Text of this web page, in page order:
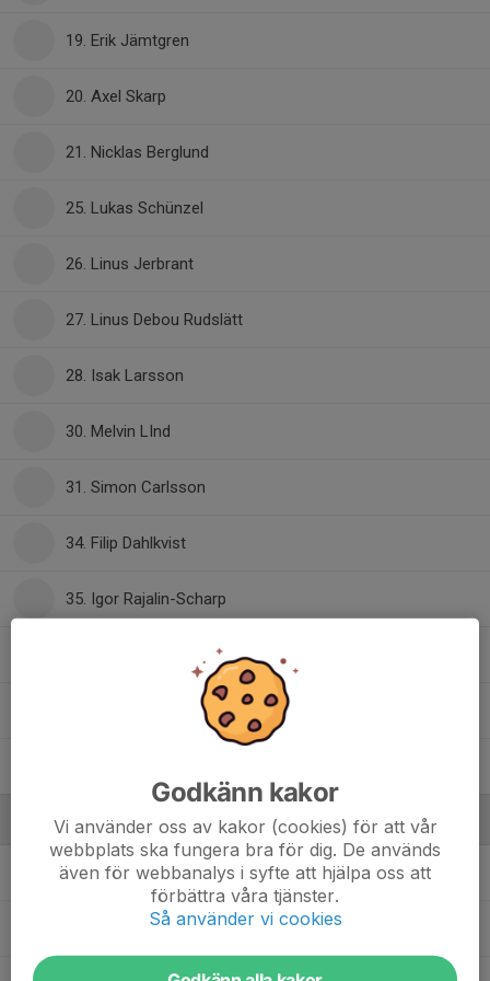
19. Erik Jämtgren
20. Axel Skarp
21. Nicklas Berglund
25. Lukas Schünzel
26. Linus Jerbrant
27. Linus Debou Rudslätt
28. Isak Larsson
30. Melvin LInd
31. Simon Carlsson
34. Filip Dahlkvist
35. Igor Rajalin-Scharp
Ledare
Johan AnderssonHuvudtränare
Anders GozziJunioransvarig
Godkänn kakor
Vi använder oss av kakor (cookies) för att vår
webbplats ska fungera bra för dig. De används
även för webbanalys i syfte att hjälpa oss att
förbättra våra tjänster.
Så använder vi cookies